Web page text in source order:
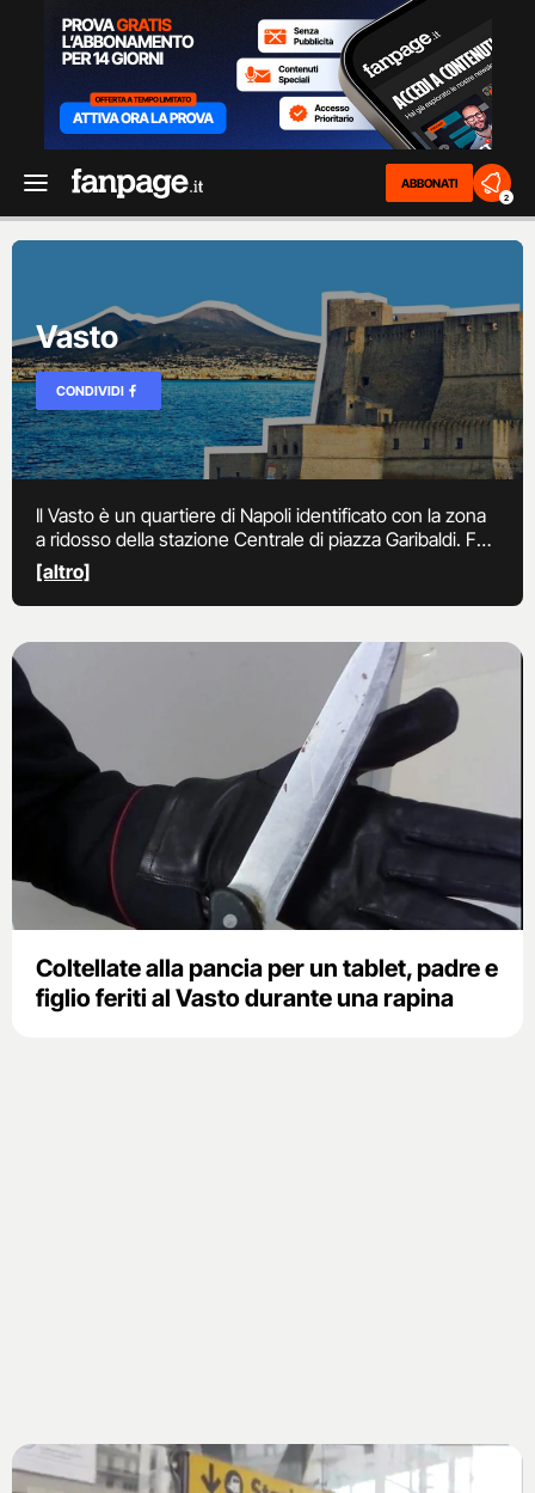
ABBONATI
2
Vasto
CONDIVIDI
Il Vasto è un quartiere di Napoli identificato con la zona
a ridosso della stazione Centrale di piazza Garibaldi. Fa
parte della Municipalità 4.
[altro]
Coltellate alla pancia per un tablet, padre e
figlio feriti al Vasto durante una rapina